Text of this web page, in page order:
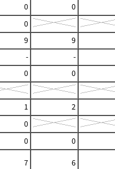
0 0
0
9 9
- -
0 0
1 2
0
0 0
7 6